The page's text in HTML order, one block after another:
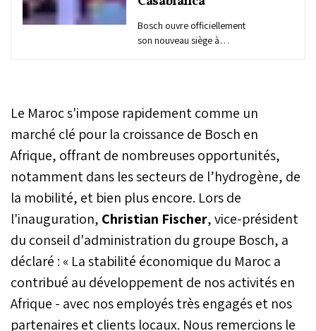
Bosch ouvre officiellement
son nouveau siège à
Le Maroc s'impose rapidement comme un
marché clé pour la croissance de Bosch en
Afrique, offrant de nombreuses opportunités,
notamment dans les secteurs de l’hydrogène, de
la mobilité, et bien plus encore. Lors de
l'inauguration, Christian Fischer, vice-président
du conseil d'administration du groupe Bosch, a
déclaré : « La stabilité économique du Maroc a
contribué au développement de nos activités en
Afrique - avec nos employés très engagés et nos
partenaires et clients locaux. Nous remercions le